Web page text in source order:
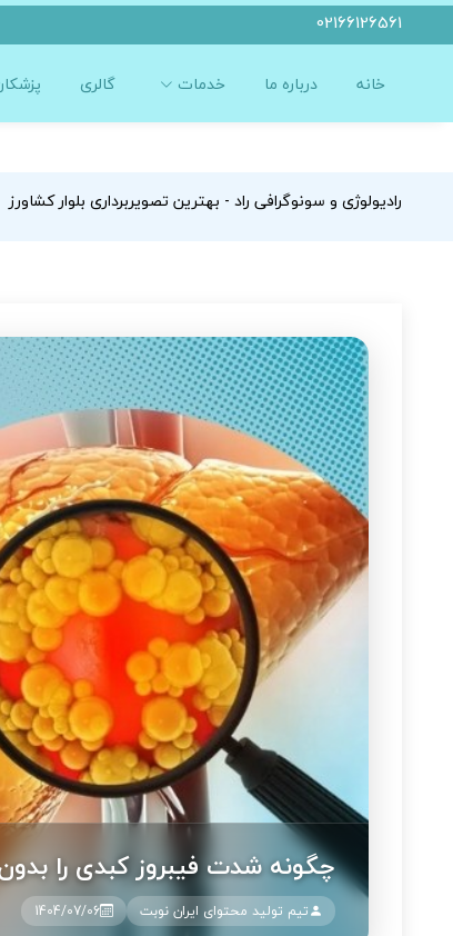
02166126561
خانه درباره ما خدمات گالری
رادیولوژی و سونوگرافی راد - بهترین تصویربرداری بلوار کشاورز
چگونه شدت فیبروز کبدی را
تیم تولید محتوای ایران نوبت 1404/07/06